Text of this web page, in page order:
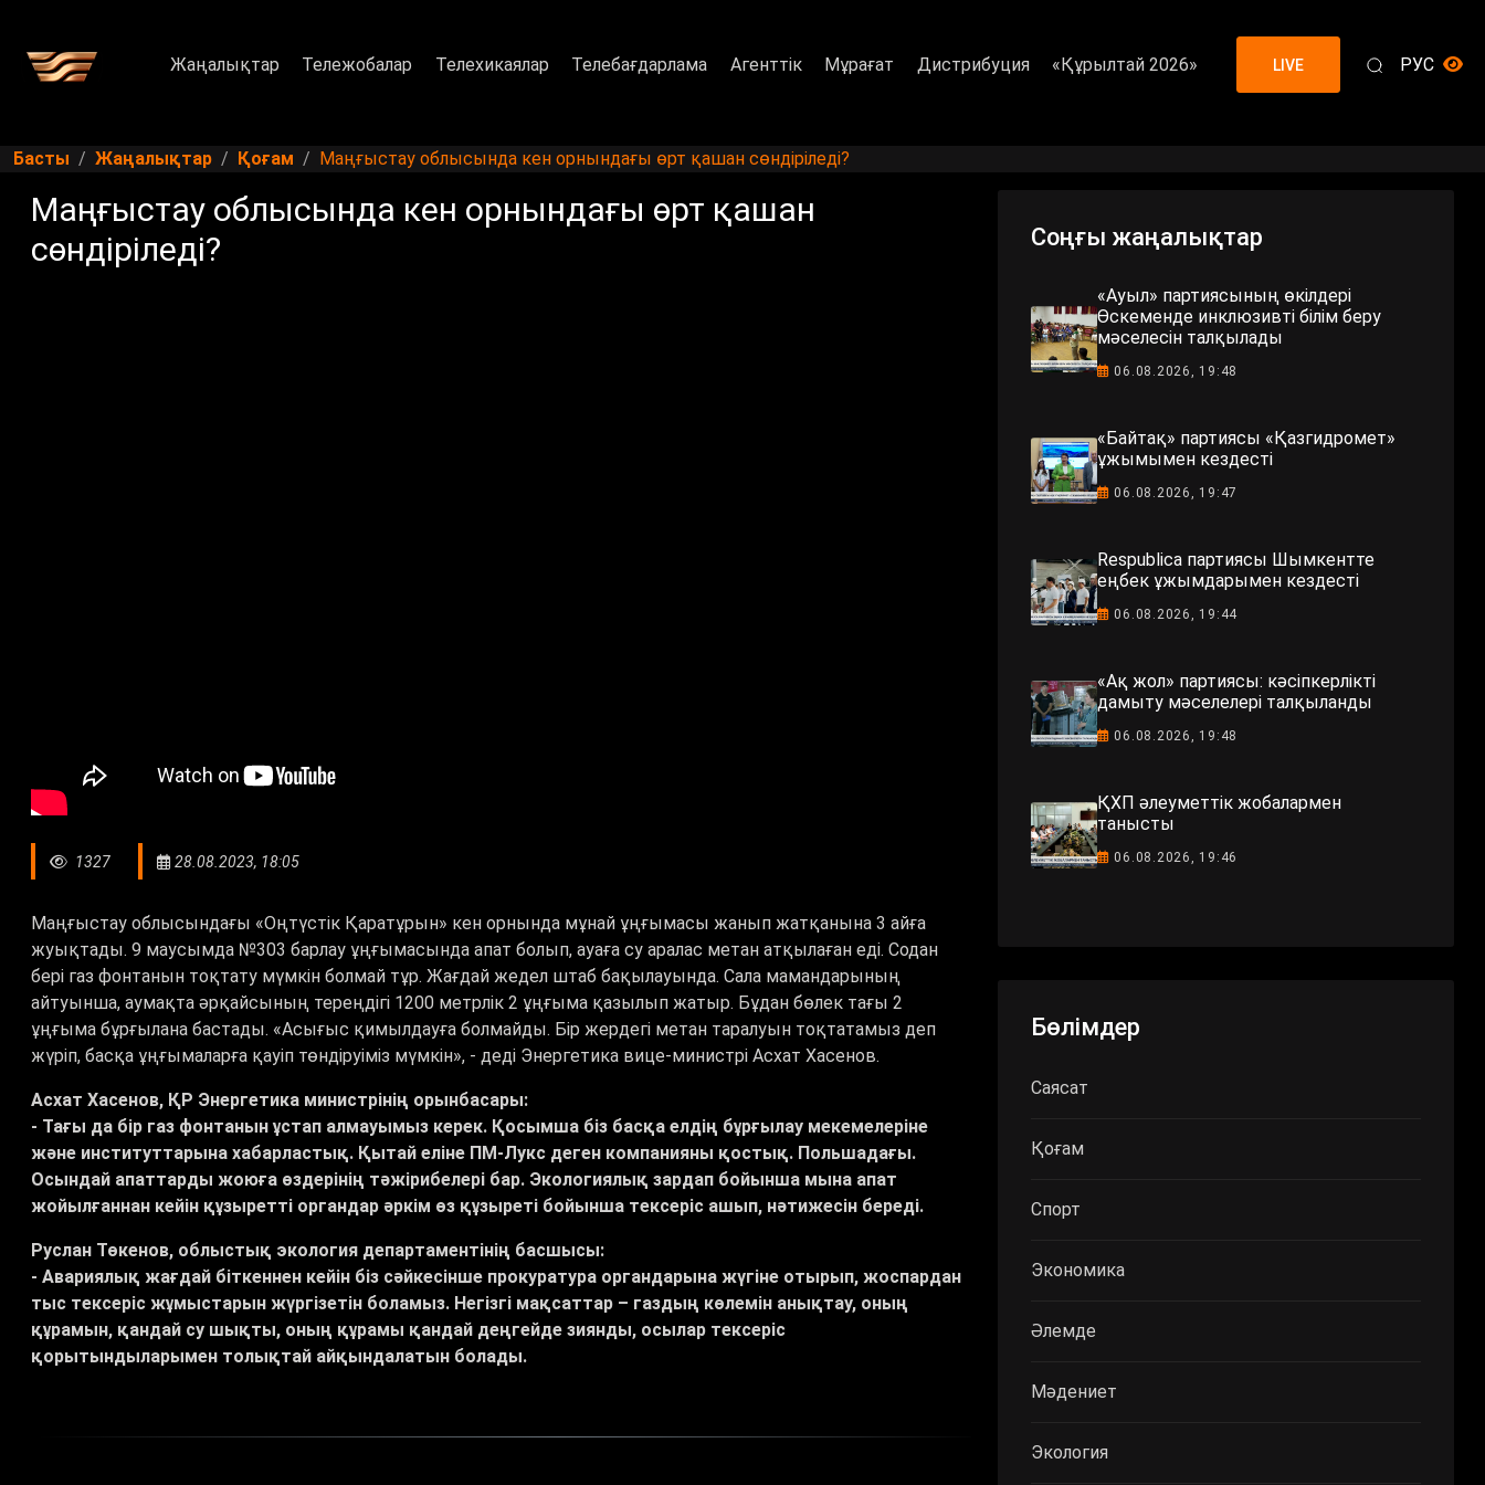
Жаңалықтар Тележобалар Телехикаялар Телебағдарлама Агенттік Мұрағат Дистрибуция «Құрылтай 2026» LIVE РУС
Басты Жаңалықтар Қоғам Маңғыстау облысында кен орнындағы өрт қашан сөндіріледі?
Маңғыстау облысында кен орнындағы өрт қашан
сөндіріледі?
1327 28.08.2023, 18:05
Маңғыстау облысындағы «Оңтүстік Қаратұрын» кен орнында мұнай ұңғымасы жанып жатқанына 3 айға
жуықтады. 9 маусымда №303 барлау ұңғымасында апат болып, ауаға су аралас метан атқылаған еді. Содан
бері газ фонтанын тоқтату мүмкін болмай тұр. Жағдай жедел штаб бақылауында. Сала мамандарының
айтуынша, аумақта әрқайсының тереңдігі 1200 метрлік 2 ұңғыма қазылып жатыр. Бұдан бөлек тағы 2
ұңғыма бұрғылана бастады. «Асығыс қимылдауға болмайды. Бір жердегі метан таралуын тоқтатамыз деп
жүріп, басқа ұңғымаларға қауіп төндіруіміз мүмкін», - деді Энергетика вице-министрі Асхат Хасенов.
Асхат Хасенов, ҚР Энергетика министрінің орынбасары:
- Тағы да бір газ фонтанын ұстап алмауымыз керек. Қосымша біз басқа елдің бұрғылау мекемелеріне
және институттарына хабарластық. Қытай еліне ПМ-Лукс деген компанияны қостық. Польшадағы.
Осындай апаттарды жоюға өздерінің тәжірибелері бар. Экологиялық зардап бойынша мына апат
жойылғаннан кейін құзыретті органдар әркім өз құзыреті бойынша тексеріс ашып, нәтижесін береді.
Руслан Төкенов, облыстық экология департаментінің басшысы:
- Авариялық жағдай біткеннен кейін біз сәйкесінше прокуратура органдарына жүгіне отырып, жоспардан
тыс тексеріс жұмыстарын жүргізетін боламыз. Негізгі мақсаттар – газдың көлемін анықтау, оның
құрамын, қандай су шықты, оның құрамы қандай деңгейде зиянды, осылар тексеріс
қорытындыларымен толықтай айқындалатын болады.
Соңғы жаңалықтар
«Ауыл» партиясының өкілдері
Өскеменде инклюзивті білім беру
мәселесін талқылады
06.08.2026, 19:48
«Байтақ» партиясы «Қазгидромет»
ұжымымен кездесті
06.08.2026, 19:47
Respublica партиясы Шымкентте
еңбек ұжымдарымен кездесті
06.08.2026, 19:44
«Ақ жол» партиясы: кәсіпкерлікті
дамыту мәселелері талқыланды
06.08.2026, 19:48
ҚХП әлеуметтік жобалармен
танысты
06.08.2026, 19:46
Бөлімдер
Саясат
Қоғам
Спорт
Экономика
Әлемде
Мәдениет
Экология